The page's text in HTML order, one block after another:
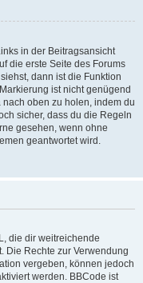
in der Beitragsansicht
die erste Seite des Forums
dann ist die Funktion
ist nicht genügend
oben zu holen, indem du
sicher, dass du die Regeln
gesehen, wenn ohne
geantwortet wird.
die dir weitreichende
Die Rechte zur Verwendung
vergeben, können jedoch
werden. BBCode ist